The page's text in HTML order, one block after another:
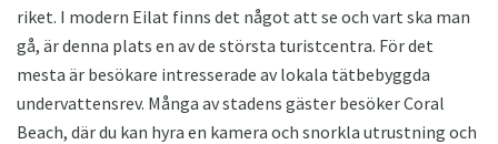
riket. I modern Eilat finns det något att se och vart ska man
gå, är denna plats en av de största turistcentra. För det
mesta är besökare intresserade av lokala tätbebyggda
undervattensrev. Många av stadens gäster besöker Coral
Beach, där du kan hyra en kamera och snorkla utrustning och